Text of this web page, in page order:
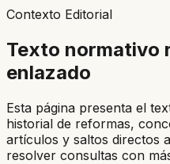
Contexto Editorial
Texto normativo
enlazado
Esta página presenta el
historial de reformas,
artículos y saltos directos
resolver consultas con